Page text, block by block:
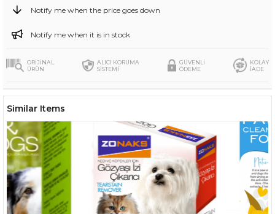
Notify me when the price goes down
Notify me when it is in stock
ORİJİNAL
ÜRÜN
ALICI KORUMA
SİSTEMİ
GÜVENLİ
ÖDEME
KOLAY
İADE
Similar Items